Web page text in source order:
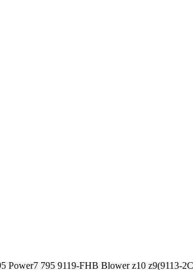
Power7 795 9119-FHB Blower z10 z9(9113-